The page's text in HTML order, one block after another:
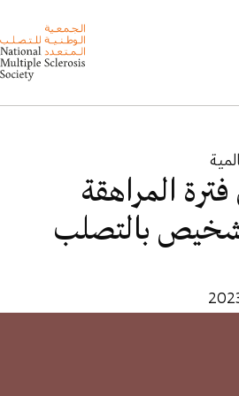
المراهقة
بالتصلب